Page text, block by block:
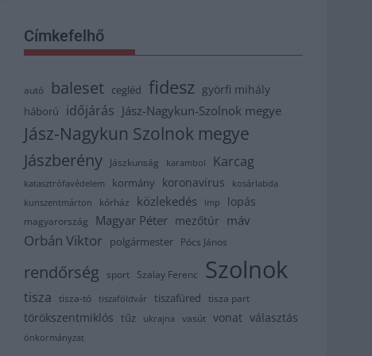
Címkefelhő
autó baleset cegléd fidesz györfi mihály
háború időjárás Jász-Nagykun-Szolnok megye
Jász-Nagykun Szolnok megye
Jászberény Jászkunság karambol Karcag
katasztrófavédelem kormány koronavírus
kosárlabda
kunszentmárton
kórház közlekedés lmp lopás
magyarország Magyar Péter mezőtúr máv
Orbán Viktor polgármester Pócs János
rendőrség sport Szalay Ferenc Szolnok
tisza tisza-tó tiszaföldvár tiszafüred tisza part
törökszentmiklós tűz ukrajna vasút vonat választás
önkormányzat